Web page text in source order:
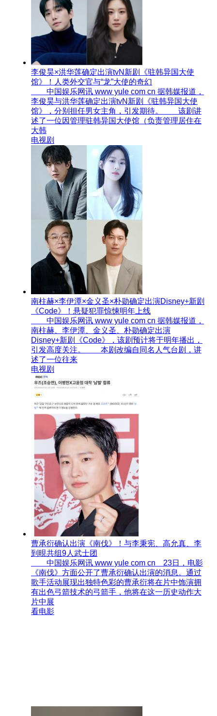
李俊昊×洪华莲确定出演tvN新剧《驻韩异国大使
馆》！人类外交官与“龙”大使的奇幻
中国娱乐网讯 www yule com cn 据韩媒报道，
李俊昊与洪华莲确定出演tvN新剧《驻韩异国大使
馆》，分别担任男女主角，引发期待。 该剧讲
述了一位因管理驻韩异国大使馆（负责管理居住在
大韩
电视剧
南柱赫×李伊潭×金义圣×朴勋确定出演Disney+新剧
《Code》！悬疑犯罪惊悚明年上线
中国娱乐网讯 www yule com cn 据韩媒报道，
南柱赫、李伊潭、金义圣、朴勋确定出演
Disney+新剧《Code》，该剧预计将于明年播出，
引发高度关注。 本剧改编自同名人气台剧，讲
述了一位往来
电视剧
曹承衍确认出演《南伐》！与李秉宪、高允真、李
到晛共组9人武士团
中国娱乐网讯 www yule com cn 23日，电影
《南伐》方面公开了曹承衍确认出演的消息。通过
歌手活动展现出独特色彩的曹承衍将在片中饰演拥
有出色弓箭技术的弓箭手，他将在这一历史动作大
片中展
看电影